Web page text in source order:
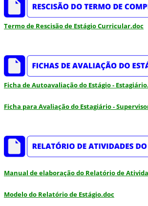
Termo de Rescisão de Estágio Curricular.doc
Ficha de Autoavaliação do Estágio -
Ficha para Avaliação do Estagiário -
Manual de elaboração do Relatório de
Modelo do Relatório de Estágio.doc